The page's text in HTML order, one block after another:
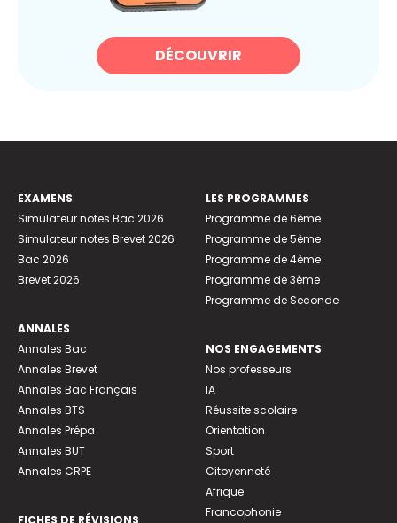
DÉCOUVRIR
EXAMENS
Simulateur notes Bac 2026
Simulateur notes Brevet 2026
Bac 2026
Brevet 2026
ANNALES
Annales Bac
Annales Brevet
Annales Bac Français
Annales BTS
Annales Prépa
Annales BUT
Annales CRPE
FICHES DE RÉVISIONS
LES PROGRAMMES
Programme de 6ème
Programme de 5ème
Programme de 4ème
Programme de 3ème
Programme de Seconde
NOS ENGAGEMENTS
Nos professeurs
IA
Réussite scolaire
Orientation
Sport
Citoyenneté
Afrique
Francophonie